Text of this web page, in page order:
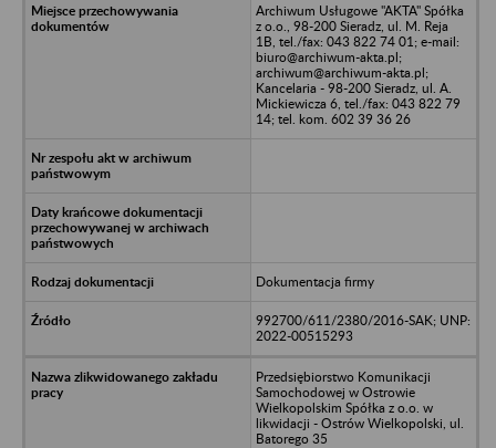
Archiwum Usługowe "AKTA" Spółka
z o.o., 98-200 Sieradz, ul. M. Reja
1B, tel./fax: 043 822 74 01; e-mail:
biuro@archiwum-akta.pl;
archiwum@archiwum-akta.pl;
Kancelaria - 98-200 Sieradz, ul. A.
Mickiewicza 6, tel./fax: 043 822 79
14; tel. kom. 602 39 36 26
Dokumentacja firmy
992700/611/2380/2016-SAK; UNP:
2022-00515293
Przedsiębiorstwo Komunikacji
Samochodowej w Ostrowie
Wielkopolskim Spółka z o.o. w
likwidacji - Ostrów Wielkopolski, ul.
Batorego 35